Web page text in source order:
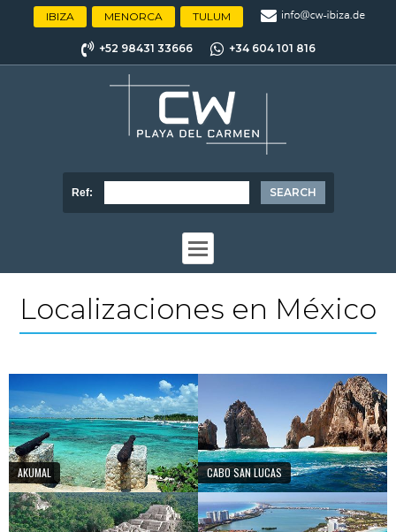
IBIZA MENORCA TULUM
+52 98431 33666 +34 604 101 816
Ref:
Localizaciones en México
AKUMAL CABO SAN LUCAS